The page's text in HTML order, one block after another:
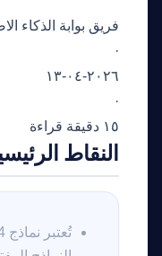
فريق بوابة الذكاء
·
٢٠٢٦-٠٤-١٣
·
١٥ دقيقة قراءة
النقاط